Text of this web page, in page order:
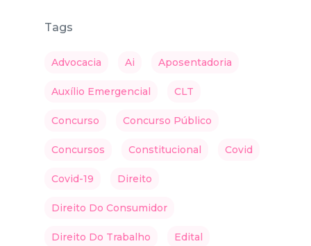
Tags
Advocacia Ai Aposentadoria
Auxílio Emergencial CLT
Concurso Concurso Público
Concursos Constitucional Covid
Covid-19 Direito
Direito Do Consumidor
Direito Do Trabalho Edital